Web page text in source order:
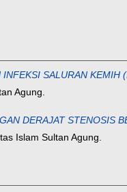
INFEKSI SALURAN
Agung.
DERAJAT STENOSIS
Islam Sultan Agung.